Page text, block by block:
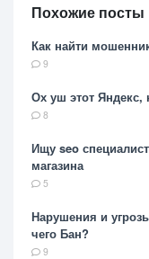
Похожие посты
Как найти
9
Ох уш этот Яндекс,
8
Ищу seo
магазина
5
Нарушения и
чего Бан?
9